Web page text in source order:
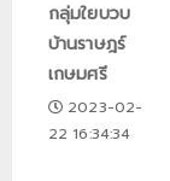
กลุ่มใยบวบ
บ้านราษฎร์
เกษมศรี
2023-02-
22 16:34:34